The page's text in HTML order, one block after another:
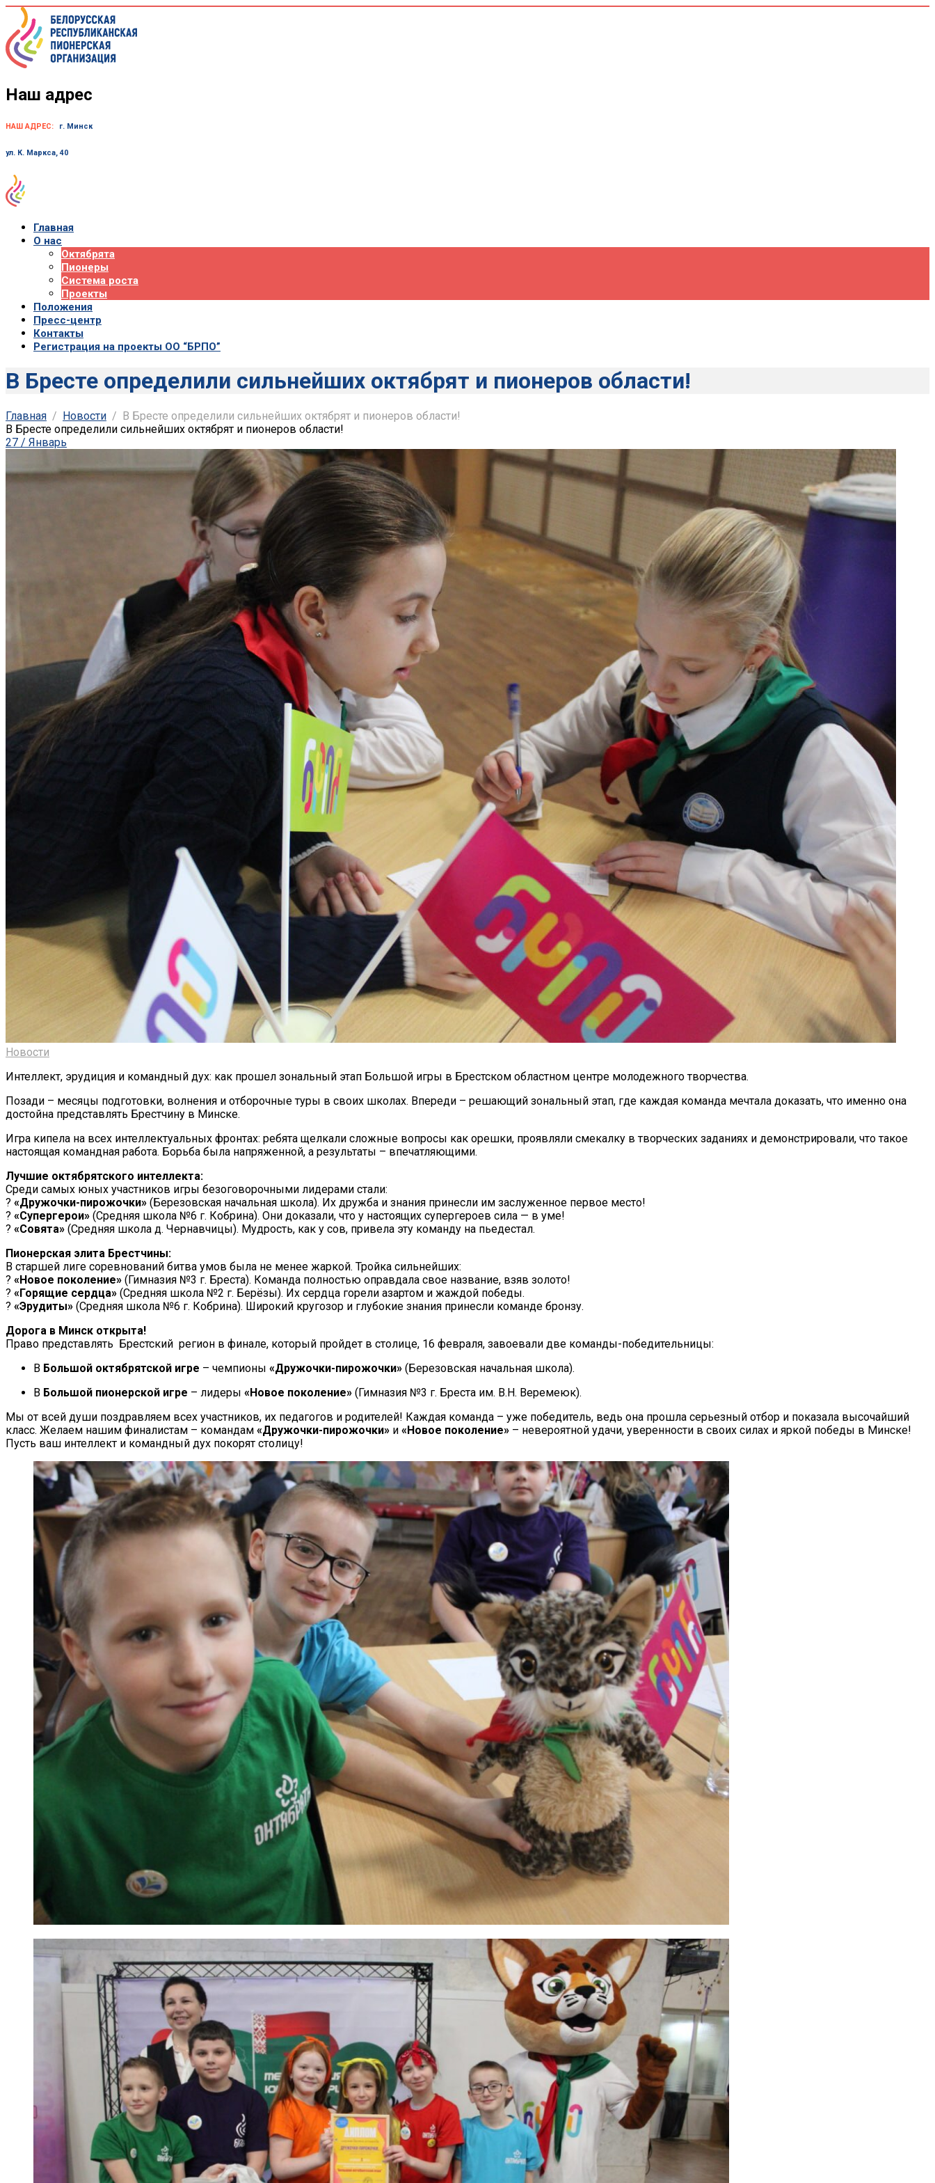
Skip
content
Наш адрес
НАШ АДРЕС: г. Минск
ул. К. Маркса, 40
Главная
О нас
Октябрята
Пионеры
Система роста
Проекты
Положения
Пресс-центр
Контакты
Регистрация на проекты ОО “БРПО”
В Бресте определили сильнейших октябрят и пионеров области!
Главная Новости
В Бресте определили сильнейших октябрят и пионеров области!
В Бресте определили сильнейших октябрят и пионеров области!
27 / Январь
Новости
Интеллект, эрудиция и командный дух: как прошел зональный этап Большой игры в Брестском областном центре молодежного творчества.
Позади – месяцы подготовки, волнения и отборочные туры в своих школах. Впереди – решающий зональный этап, где каждая команда мечтала доказать, что именно она
достойна представлять Брестчину в Минске.
Игра кипела на всех интеллектуальных фронтах: ребята щелкали сложные вопросы как орешки, проявляли смекалку в творческих заданиях и демонстрировали, что такое
настоящая командная работа. Борьба была напряженной, а результаты – впечатляющими.
Лучшие октябрятского интеллекта:
Среди самых юных участников игры безоговорочными лидерами стали:
? «Дружочки-пирожочки» (Березовская начальная школа). Их дружба и знания принесли им заслуженное первое место!
? «Супергерои» (Средняя школа №6 г. Кобрина). Они доказали, что у настоящих супергероев сила — в уме!
? «Совята» (Средняя школа д. Чернавчицы). Мудрость, как у сов, привела эту команду на пьедестал.
Пионерская элита Брестчины:
В старшей лиге соревнований битва умов была не менее жаркой. Тройка сильнейших:
? «Новое поколение» (Гимназия №3 г. Бреста). Команда полностью оправдала свое название, взяв золото!
? «Горящие сердца» (Средняя школа №2 г. Берёзы). Их сердца горели азартом и жаждой победы.
? «Эрудиты» (Средняя школа №6 г. Кобрина). Широкий кругозор и глубокие знания принесли команде бронзу.
Дорога в Минск открыта!
Право представлять Брестский регион в финале, который пройдет в столице, 16 февраля, завоевали две команды-победительницы:
В Большой октябрятской игре – чемпионы «Дружочки-пирожочки» (Березовская начальная школа).
В Большой пионерской игре – лидеры «Новое поколение» (Гимназия №3 г. Бреста им. В.Н. Веремеюк).
Мы от всей души поздравляем всех участников, их педагогов и родителей! Каждая команда – уже победитель, ведь она прошла серьезный отбор и показала высочайший
класс. Желаем нашим финалистам – командам «Дружочки-пирожочки» и «Новое поколение» – невероятной удачи, уверенности в своих силах и яркой победы в Минске!
Пусть ваш интеллект и командный дух покорят столицу!